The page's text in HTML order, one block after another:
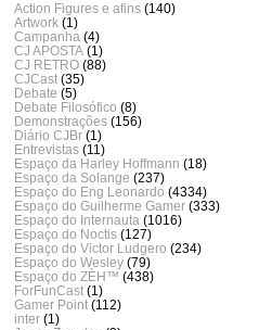
Action Figures e afins (140)
Artwork (1)
Campanha (4)
CJ APOSTA (1)
CJ RETRO (88)
CJCast (35)
Debate (5)
Debate Filosófico (8)
Demonstrações (156)
Diário CJBr (1)
Entrevistas (11)
Espaço da Harley Hoffmann (18)
Espaço da Solange (237)
Espaço do Eng Leonardo (4334)
Espaço do Guilherme Gamer (333)
Espaço do Internauta (1016)
Espaço do Noctis (127)
Espaço do Victor Ludgero (234)
Espaço do Wesley (79)
Espaço do ZÈH™ (438)
ForFunCast (1)
Gamer Point (112)
inter (1)